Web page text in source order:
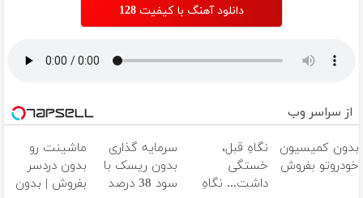
دانلود آهنگ با کیفیت 128
از سراسر وب
بدون کمیسیون
خودروتو بفروش
نگاهِ قبل،
خستگی
داشت... نگاهِ
سرمایه گذاری
بدون ریسک با
سود 38 درصد
ماشینت رو
بدون دردسر
بفروش | بدون